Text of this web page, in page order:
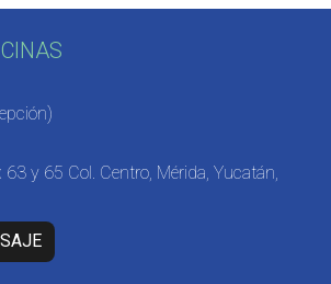
y 65 Col. Centro, Mérida, Yucatán,